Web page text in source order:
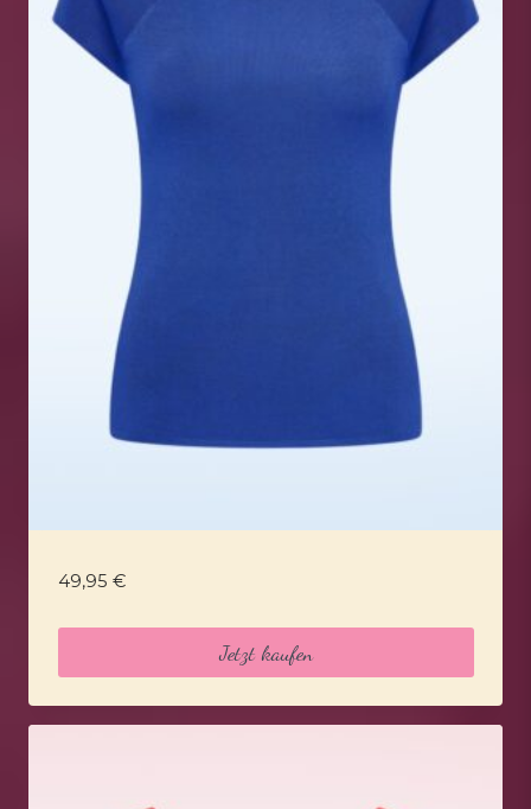
49,95 €
Jetzt kaufen